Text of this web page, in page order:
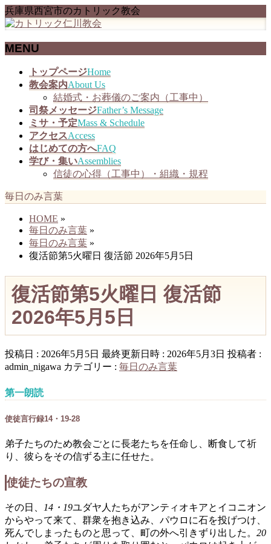
兵庫県西宮市のカトリック教会
MENU
トップページHome
教会案内About Us
結婚式・お葬儀のご案内（工事中）
司祭メッセージFather’s Message
ミサ・予定Mass & Schedule
アクセスAccess
はじめての方へFAQ
学び・集いAssemblies
信徒の心得（工事中）・組織・規程
毎日のみ言葉
HOME »
毎日のみ言葉 »
毎日のみ言葉 »
復活節第5火曜日 復活節 2026年5月5日
復活節第5火曜日 復活節
2026年5月5日
投稿日 : 2026年5月5日 最終更新日時 : 2026年5月3日 投稿者 :
admin_nigawa カテゴリー : 毎日のみ言葉
第一朗読
使徒言行録14・19-28
弟子たちのため教会ごとに長老たちを任命し、断食して祈
り、彼らをその信ずる主に任せた。
使徒たちの宣教
その日、 14・19ユダヤ人たちがアンティオキアとイコニオン
からやって来て、群衆を抱き込み、パウロに石を投げつけ、
死んでしまったものと思って、町の外へ引きずり出した。 20